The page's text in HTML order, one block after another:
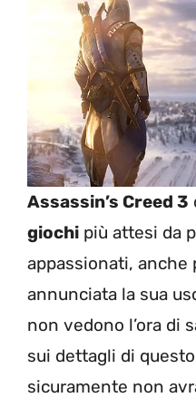
Assassin’s Creed 3
giochi più attesi da
appassionati, anche
annunciata la sua
non vedono l’ora di
sui dettagli di questo
sicuramente non